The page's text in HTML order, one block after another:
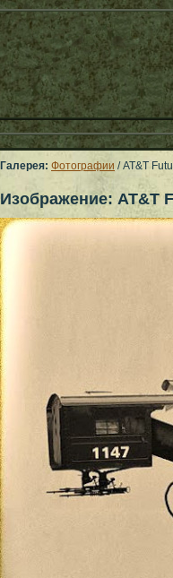
Галерея: Фотографии / AT&T
Изображение: AT&T